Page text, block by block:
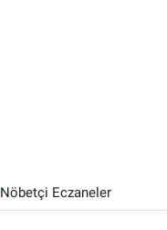
Nöbetçi Eczaneler